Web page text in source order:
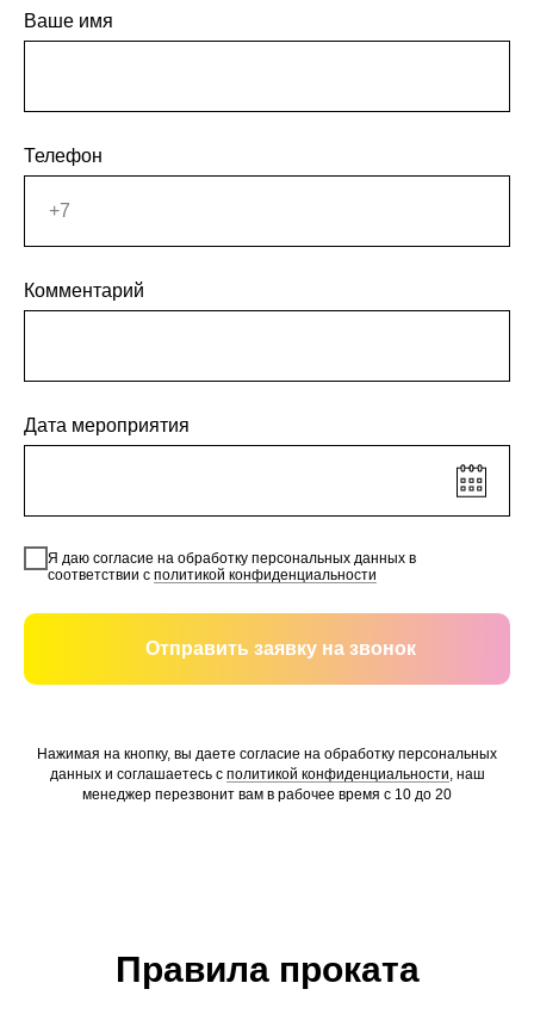
Ваше имя
Телефон
Комментарий
Дата мероприятия
Я даю согласие на обработку персональных данных в
соответствии с политикой конфиденциальности
Отправить заявку на звонок
Нажимая на кнопку, вы даете согласие на обработку персональных
данных и соглашаетесь c политикой конфиденциальности, наш
менеджер перезвонит вам в рабочее время с 10 до 20
Правила проката